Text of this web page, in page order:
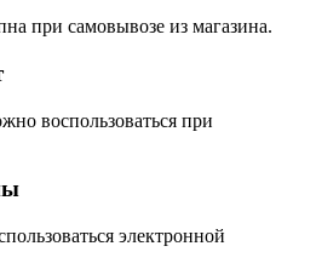
при самовывозе из магазина.
воспользоваться при
электронной